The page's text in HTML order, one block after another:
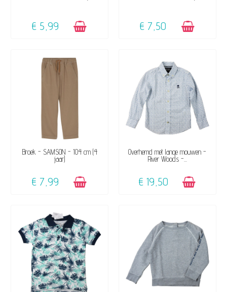
€ 5,99 € 7,50
BESCHIKBAAR
Broek - SAMSON - 104 cm (4
jaar)
€ 7,99
BESCHIKBAAR
Overhemd met lange mouwen -
River Woods -...
€ 19,50